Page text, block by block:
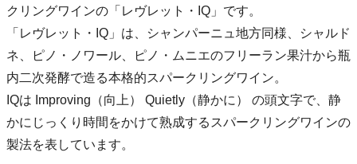
クリングワインの「レヴレット・IQ」です。
「レヴレット・IQ」は、シャンパーニュ地方同様、シャルド
ネ、ピノ・ノワール、ピノ・ムニエのフリーラン果汁から瓶
内二次発酵で造る本格的スパークリングワイン。
IQは Improving（向上） Quietly（静かに） の頭文字で、静
かにじっくり時間をかけて熟成するスパークリングワインの
製法を表しています。